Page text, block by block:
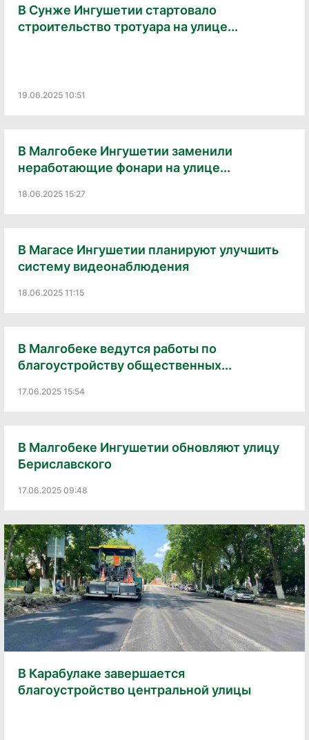
В Сунже Ингушетии стартовало
строительство тротуара на улице...
19.06.2025 10:51
В Малгобеке Ингушетии заменили
неработающие фонари на улице...
18.06.2025 15:27
В Магасе Ингушетии планируют улучшить
систему видеонаблюдения
18.06.2025 11:15
В Малгобеке ведутся работы по
благоустройству общественных...
17.06.2025 15:54
В Малгобеке Ингушетии обновляют улицу
Бериславского
17.06.2025 09:48
В Карабулаке завершается
благоустройство центральной улицы